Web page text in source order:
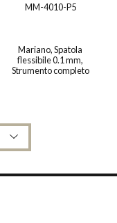
MM-4010-P5
Mariano, Spatola
flessibile 0.1 mm,
Strumento completo